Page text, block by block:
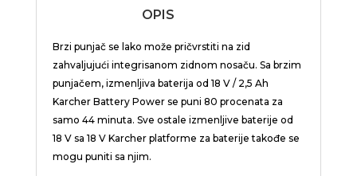
OPIS
Brzi punjač se lako može pričvrstiti na zid
zahvaljujući integrisanom zidnom nosaču. Sa brzim
punjačem, izmenljiva baterija od 18 V / 2,5 Ah
Karcher Battery Power se puni 80 procenata za
samo 44 minuta. Sve ostale izmenljive baterije od
18 V sa 18 V Karcher platforme za baterije takođe se
mogu puniti sa njim.